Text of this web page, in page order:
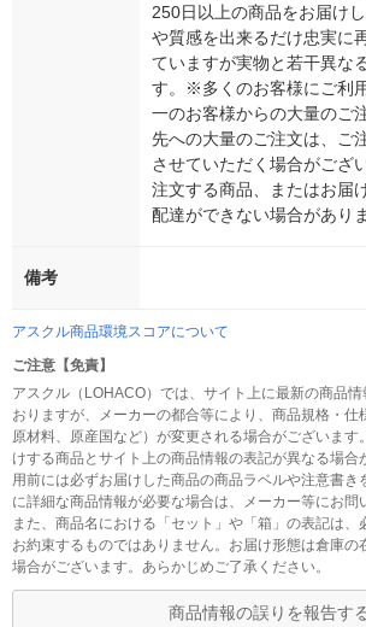
250日以上の商品をお届け
や質感を出来るだけ忠実に
ていますが実物と若干異な
す。※多くのお客様にご利
一のお客様からの大量のご
先への大量のご注文は、ご
させていただく場合がござ
注文する商品、またはお届
配達ができない場合がありま
備考
アスクル商品環境スコアについて
ご注意【免責】
アスクル（LOHACO）では、サイト上に最新の商品
おりますが、メーカーの都合等により、商品規格・仕
原材料、原産国など）が変更される場合がございます
けする商品とサイト上の商品情報の表記が異なる場合
用前には必ずお届けした商品の商品ラベルや注意書き
に詳細な商品情報が必要な場合は、メーカー等にお問
また、商品名における「セット」や「箱」の表記は、
お約束するものではありません。お届け形態は倉庫の
場合がございます。あらかじめご了承ください。
商品情報の誤りを報告す